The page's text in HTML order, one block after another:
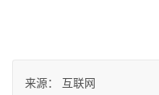
来源：
互联网